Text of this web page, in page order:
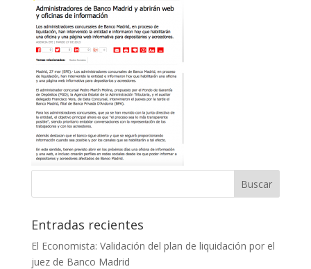
Entradas recientes
El Economista: Validación del plan de liquidación por el
juez de Banco Madrid